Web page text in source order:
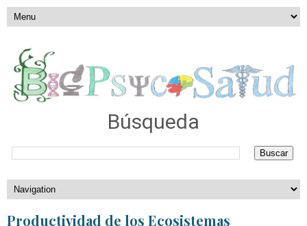
Búsqueda
Productividad de los Ecosistemas